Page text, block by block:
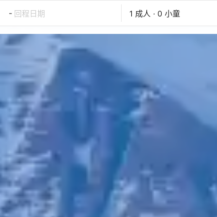
- 回程日期 1 成人 · 0 小童